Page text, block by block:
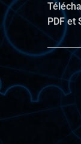
PDF et